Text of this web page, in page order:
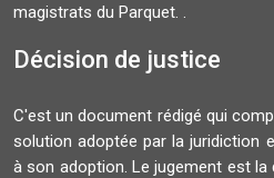
magistrats du Parquet. .
Décision de justice
C'est un document rédigé qui
solution adoptée par la juridiction
à son adoption. Le jugement est